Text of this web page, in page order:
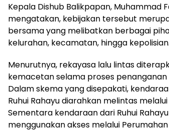
Kepala Dishub Balikpapan, Muhammad
mengatakan, kebijakan tersebut
bersama yang melibatkan berbagai
kelurahan, kecamatan, hingga kepolisian.
Menurutnya, rekayasa lalu lintas
kemacetan selama proses
Dalam skema yang disepakati,
Ruhui Rahayu diarahkan melintas
Sementara kendaraan dari Ruhui
menggunakan akses melalui Perumahan